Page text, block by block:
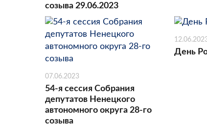
созыва 29.06.2023
07.06.2023
54-я сессия Собрания
депутатов Ненецкого
автономного округа 28-го
созыва
День